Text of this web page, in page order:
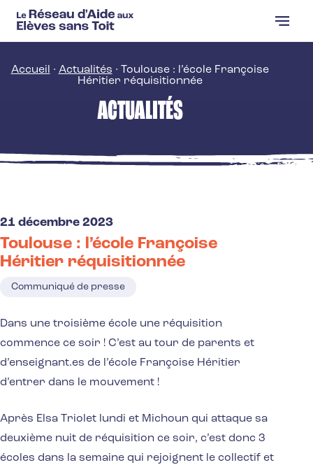
Accueil · Actualités · Toulouse : l’école Françoise
Héritier réquisitionnée
ACTUALITÉS
21 décembre 2023
Toulouse : l’école Françoise
Héritier réquisitionnée
Communiqué de presse
Dans une troisième école une réquisition
commence ce soir ! C’est au tour de parents et
d’enseignant.es de l’école Françoise Héritier
d’entrer dans le mouvement !
Après Elsa Triolet lundi et Michoun qui attaque sa
deuxième nuit de réquisition ce soir, c’est donc 3
écoles dans la semaine qui rejoignent le collectif et